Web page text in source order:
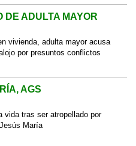
DE ADULTA MAYOR
vivienda, adulta mayor acusa
por presuntos conflictos
AGS
vida tras ser atropellado por
María